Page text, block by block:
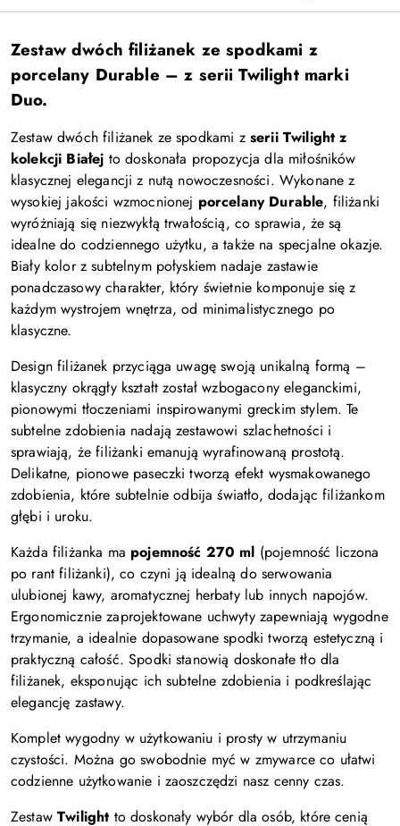
Zestaw dwóch filiżanek ze spodkami z
porcelany Durable – z serii Twilight marki
Duo.
Zestaw dwóch filiżanek ze spodkami z serii Twilight z
kolekcji Białej to doskonała propozycja dla miłośników
klasycznej elegancji z nutą nowoczesności. Wykonane z
wysokiej jakości wzmocnionej porcelany Durable, filiżanki
wyróżniają się niezwykłą trwałością, co sprawia, że są
idealne do codziennego użytku, a także na specjalne okazje.
Biały kolor z subtelnym połyskiem nadaje zastawie
ponadczasowy charakter, który świetnie komponuje się z
każdym wystrojem wnętrza, od minimalistycznego po
klasyczne.
Design filiżanek przyciąga uwagę swoją unikalną formą –
klasyczny okrągły kształt został wzbogacony eleganckimi,
pionowymi tłoczeniami inspirowanymi greckim stylem. Te
subtelne zdobienia nadają zestawowi szlachetności i
sprawiają, że filiżanki emanują wyrafinowaną prostotą.
Delikatne, pionowe paseczki tworzą efekt wysmakowanego
zdobienia, które subtelnie odbija światło, dodając filiżankom
głębi i uroku.
Każda filiżanka ma pojemność 270 ml (pojemność liczona
po rant filiżanki), co czyni ją idealną do serwowania
ulubionej kawy, aromatycznej herbaty lub innych napojów.
Ergonomicznie zaprojektowane uchwyty zapewniają wygodne
trzymanie, a idealnie dopasowane spodki tworzą estetyczną i
praktyczną całość. Spodki stanowią doskonałe tło dla
filiżanek, eksponując ich subtelne zdobienia i podkreślając
elegancję zastawy.
Komplet wygodny w użytkowaniu i prosty w utrzymaniu
czystości. Można go swobodnie myć w zmywarce co ułatwi
codzienne użytkowanie i zaoszczędzi nasz cenny czas.
ZestawTwilight to doskonały wybór dla osób, które cenią